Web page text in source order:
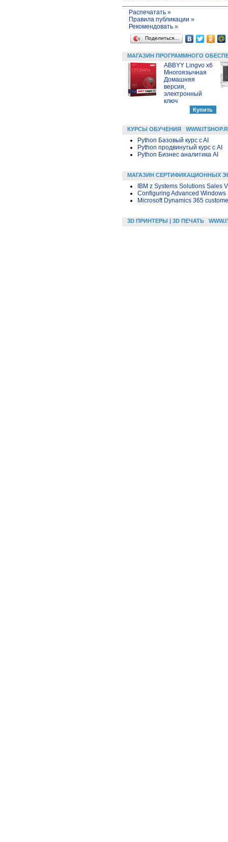
Распечатать »
Правила публикации »
Рекомендовать »
Поделиться…
МАГАЗИН ПРОГРАММНОГО
ABBYY Lingvo x6
Многоязычная
Домашняя
версия,
электронный
ключ
КУРСЫ ОБУЧЕНИЯ
Python Базовый курс c AI
Python продвинутый курс с AI
Python Бизнес аналитика AI
МАГАЗИН СЕРТИФИКАЦИОННЫХ
IBM z Systems Solutions Sales
Configuring Advanced
Microsoft Dynamics 365
3D ПРИНТЕРЫ | 3D ПЕЧАТЬ